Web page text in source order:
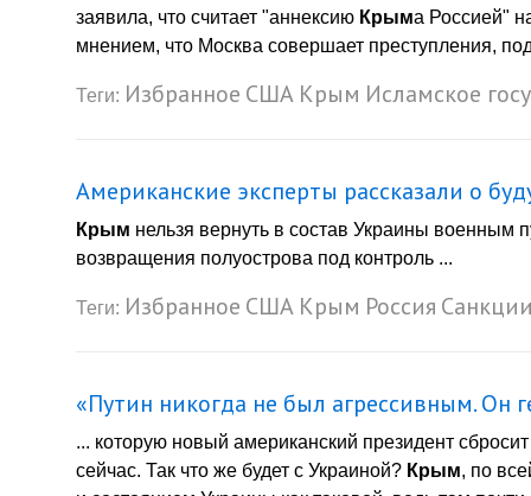
заявила, что считает "аннексию Крыма Россией"
мнением, что Москва совершает преступления,
Теги: Избранное США Крым Исламское
Американские эксперты рассказали о
Крым нельзя вернуть в состав Украины военным
возвращения полуострова под контроль ...
Теги: Избранное США Крым Россия
«Путин никогда не был агрессивным. Он
... которую новый американский президент
сейчас. Так что же будет с Украиной? Крым, по